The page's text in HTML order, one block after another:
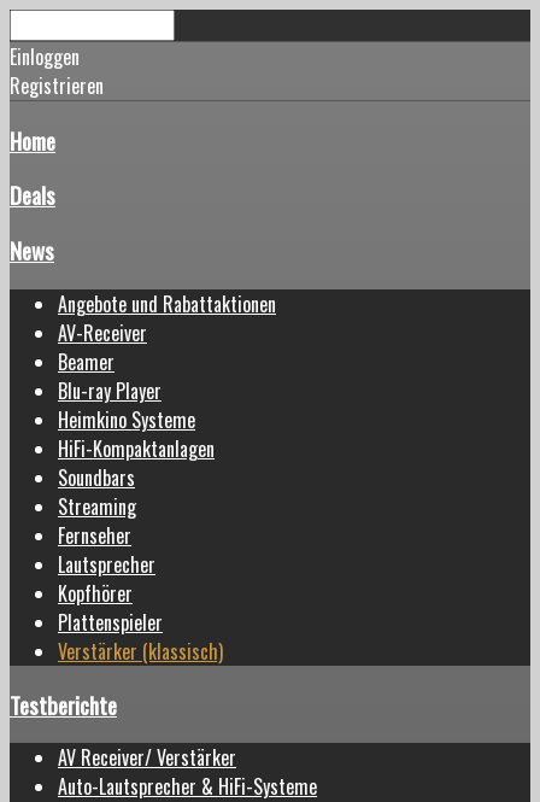
Einloggen
Registrieren
Home
Deals
News
Angebote und Rabattaktionen
AV-Receiver
Beamer
Blu-ray Player
Heimkino Systeme
HiFi-Kompaktanlagen
Soundbars
Streaming
Fernseher
Lautsprecher
Kopfhörer
Plattenspieler
Verstärker (klassisch)
Testberichte
AV Receiver/ Verstärker
Auto-Lautsprecher & HiFi-Systeme